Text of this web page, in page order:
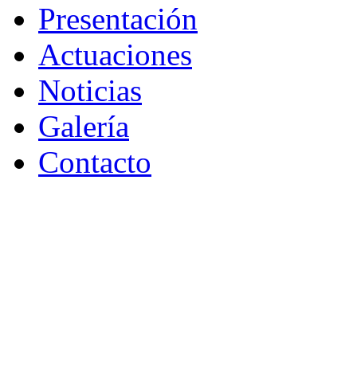
Presentación
Actuaciones
Noticias
Galería
Contacto